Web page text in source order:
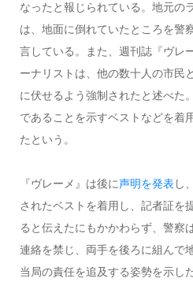
なったと報じられている。地元の
は、地面に倒れていたところを警
言している。また、週刊誌『ヴレ
ーナリストは、他の数十人の市民
に伏せるよう強制されたと述べた
であることを示すベストなどを着
たという。
『ヴレーメ』は後に声明を発表し
されたベストを着用し、記者証を
ると伝えたにもかかわらず、警察
連絡を禁じ、両手を後ろに組んで
当局の責任を追及する姿勢を示した